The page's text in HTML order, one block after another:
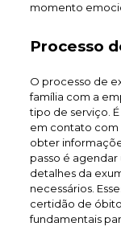
momento
Processo
O processo de
família com a
tipo de serviço.
em contato com
obter
passo é agendar
detalhes da
necessários.
certidão de
fundamentais